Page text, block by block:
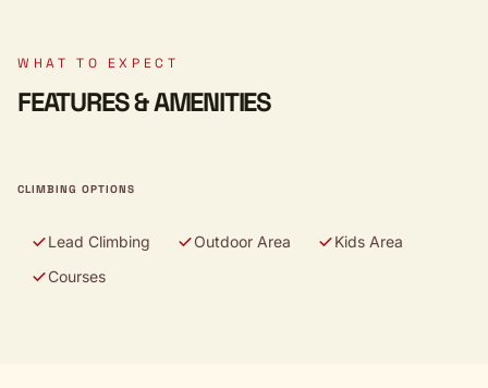
WHAT TO EXPECT
FEATURES & AMENITIES
CLIMBING OPTIONS
Lead Climbing Outdoor Area
Kids Area
Courses